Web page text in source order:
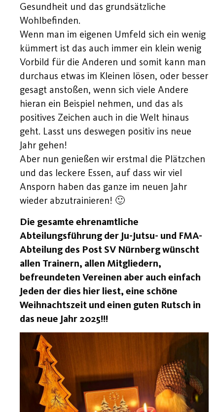
Gesundheit und das grundsätzliche
Wohlbefinden.
Wenn man im eigenen Umfeld sich ein wenig
kümmert ist das auch immer ein klein wenig
Vorbild für die Anderen und somit kann man
durchaus etwas im Kleinen lösen, oder besser
gesagt anstoßen, wenn sich viele Andere
hieran ein Beispiel nehmen, und das als
positives Zeichen auch in die Welt hinaus
geht. Lasst uns deswegen positiv ins neue
Jahr gehen!
Aber nun genießen wir erstmal die Plätzchen
und das leckere Essen, auf dass wir viel
Ansporn haben das ganze im neuen Jahr
wieder abzutrainieren! 🙂
Die gesamte ehrenamtliche
Abteilungsführung der Ju-Jutsu- und FMA-
Abteilung des Post SV Nürnberg wünscht
allen Trainern, allen Mitgliedern,
befreundeten Vereinen aber auch einfach
Jeden der dies hier liest, eine schöne
Weihnachtszeit und einen guten Rutsch in
das neue Jahr 2025!!!